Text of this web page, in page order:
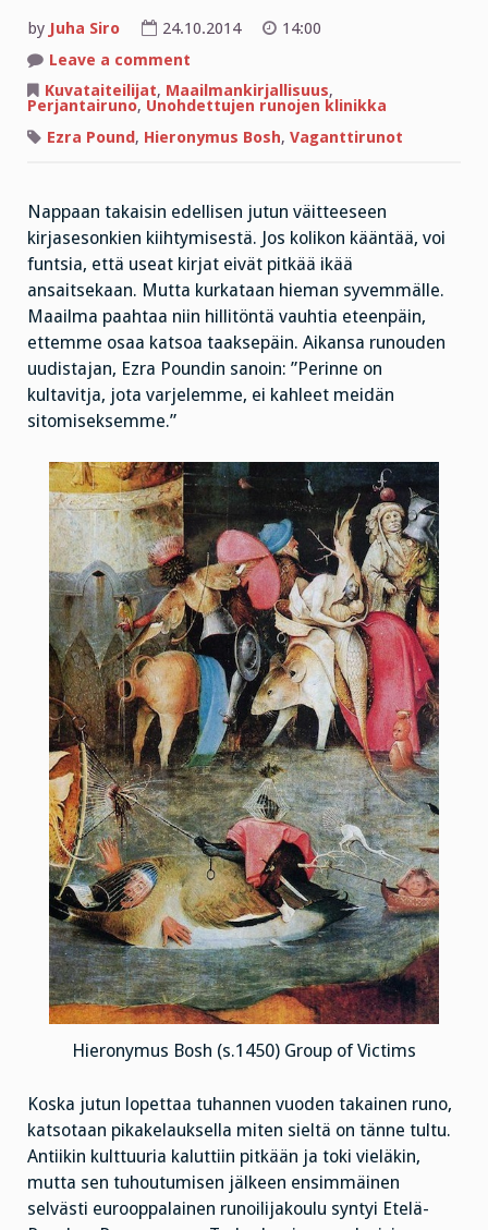
by Juha Siro 24.10.2014
14:00
Leave a comment
käy
runoilijan
Kuvataiteilijat, Maailmankirjallisuus,
Perjantairuno, Unohdettujen runojen klinikka
Ezra Pound, Hieronymus Bosh, Vaganttirunot
Nappaan takaisin edellisen jutun väitteeseen
kirjasesonkien kiihtymisestä. Jos kolikon kääntää, voi
funtsia, että useat kirjat eivät pitkää ikää
ansaitsekaan. Mutta kurkataan hieman syvemmälle.
Maailma paahtaa niin hillitöntä vauhtia eteenpäin,
ettemme osaa katsoa taaksepäin. Aikansa runouden
uudistajan, Ezra Poundin sanoin: ”Perinne on
kultavitja, jota varjelemme, ei kahleet meidän
sitomiseksemme.”
Hieronymus Bosh (s.1450) Group of Victims
Koska jutun lopettaa tuhannen vuoden takainen runo,
katsotaan pikakelauksella miten sieltä on tänne tultu.
Antiikin kulttuuria kaluttiin pitkään ja toki vieläkin,
mutta sen tuhoutumisen jälkeen ensimmäinen
selvästi eurooppalainen runoilijakoulu syntyi Etelä-